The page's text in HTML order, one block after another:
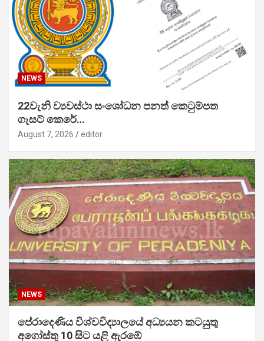
NEWS
22වැනි ව්‍යවස්ථා සංශෝධන පනත් කෙටුම්පත
ගැසට් කෙරේ…
August 7, 2026 editor
NEWS
පේරාදෙණිය විශ්වවිද්‍යාලයේ අධ්‍යයන කටයුතු
අගෝස්තු 10 සිට යළි ඇරඹේ